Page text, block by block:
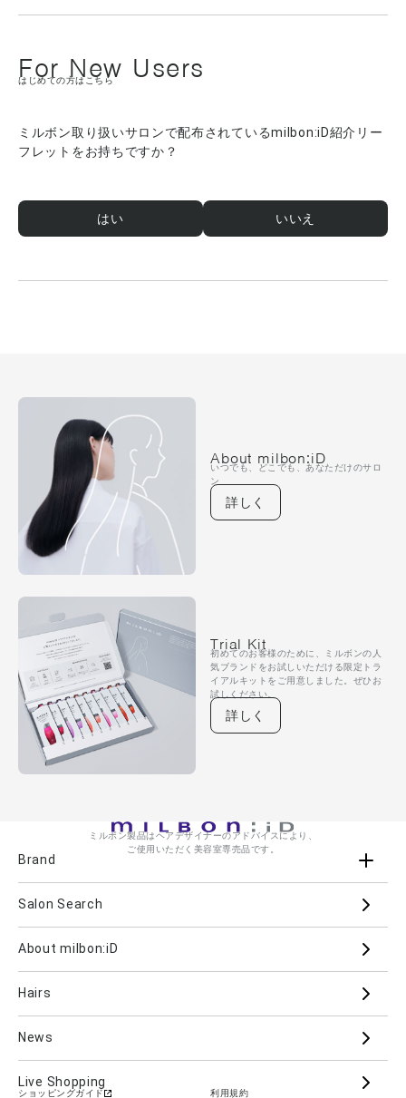
For New Users
はじめての方はこちら
ミルボン取り扱いサロンで配布されているmilbon:iD紹介リー
フレットをお持ちですか？
はい いいえ
About milbon:iD
いつでも、どこでも、あなただけのサロ
ン
詳しく
Trial Kit
初めてのお客様のために、ミルボンの人
気ブランドをお試しいただける限定トラ
イアルキットをご用意しました。ぜひお
試しください。
詳しく
ミルボン製品はヘアデザイナーのアドバイスにより、
ご使用いただく美容室専売品です。
Brand
Aujua milbon
PJOLI
Salon Search
About milbon:iD
Hairs
News
Live Shopping
ショッピングガイド 利用規約